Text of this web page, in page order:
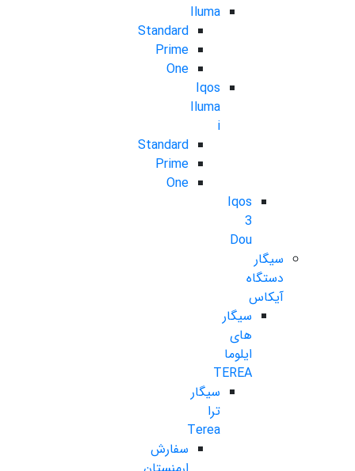
Iluma
Standard
Prime
One
Iqos
Iluma
i
Standard
Prime
One
Iqos
3
Dou
سیگار
دستگاه
آیکاس
سیگار
های
ایلوما
TEREA
سیگار
ترا
Terea
سفارش